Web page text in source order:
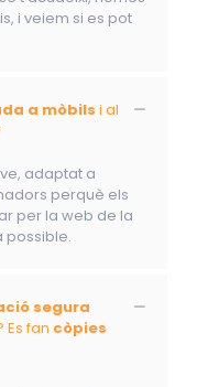
i veiem si es pot
a mòbils i al
adaptat a
perquè els
per la web de la
possible.
segura
Es fan còpies